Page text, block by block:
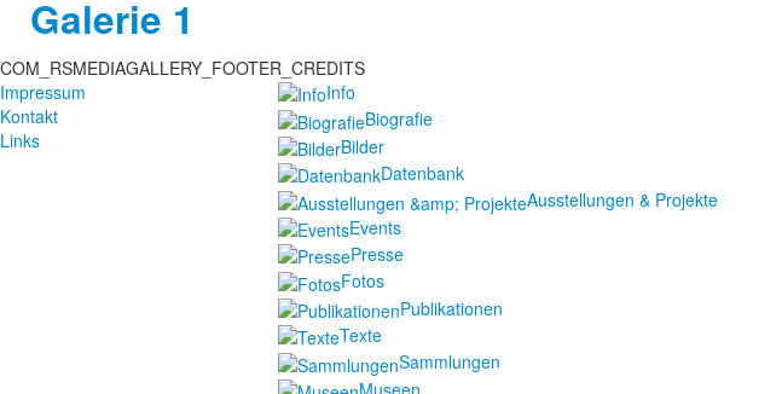
Galerie 1
COM_RSMEDIAGALLERY_FOOTER_CREDITS
Impressum
Kontakt
Links
Info
Biografie
Bilder
Datenbank
Ausstellungen & Projekte
Events
Presse
Fotos
Publikationen
Texte
Sammlungen
Museen